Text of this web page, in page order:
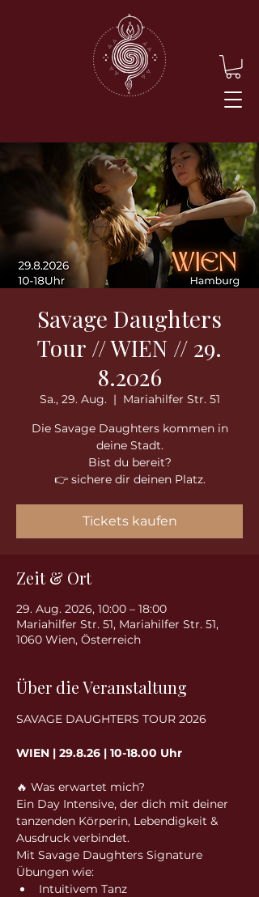
Savage Daughters
Tour // WIEN // 29.
8.2026
Sa., 29. Aug.
  |
Mariahilfer Str. 51
Die Savage Daughters kommen in
deine Stadt.
Bist du bereit?
👉 sichere dir deinen Platz.
Tickets kaufen
Zeit & Ort
29. Aug. 2026, 10:00 – 18:00
Mariahilfer Str. 51, Mariahilfer Str. 51,
1060 Wien, Österreich
Über die Veranstaltung
SAVAGE DAUGHTERS TOUR 2026
WIEN | 29.8.26 | 10-18.00 Uhr
🔥 Was erwartet mich?
Ein Day Intensive, der dich mit deiner
tanzenden Körperin, Lebendigkeit &
Ausdruck verbindet.
Mit Savage Daughters Signature
Übungen wie:
Intuitivem Tanz